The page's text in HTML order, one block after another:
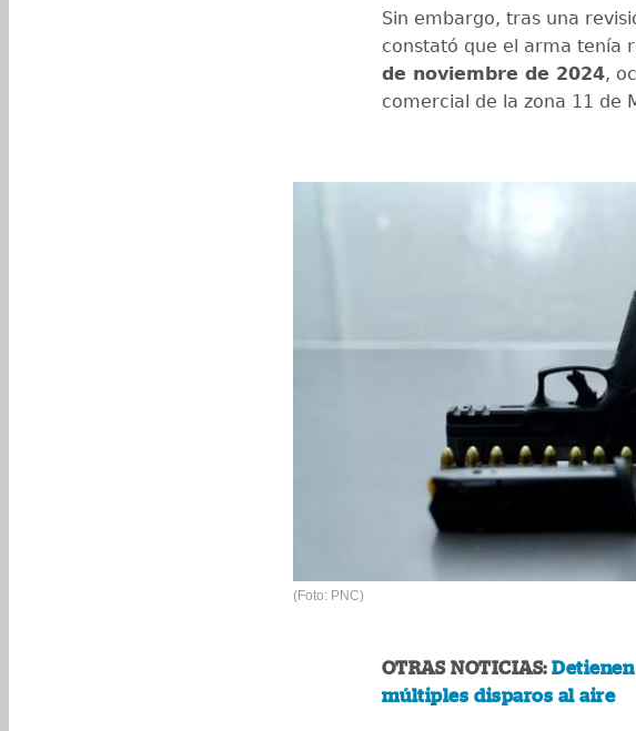
Sin embargo, tras una
constató que el arma tenía
de noviembre de 2024,
comercial de la zona 11 de
(Foto: PNC)
OTRAS NOTICIAS:
múltiples disparos al aire